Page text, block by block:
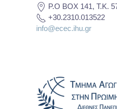
P.O BOX 141, T.K.
+30.2310.013522
info@ecec.ihu.gr